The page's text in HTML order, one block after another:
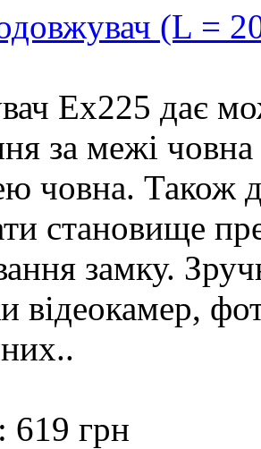
(L =
Ex225 дає
за межі
човна. Також
становище
замку.
відеокамер,
грн